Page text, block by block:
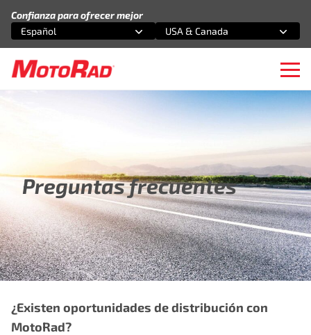
Confianza para ofrecer mejor
Selecciona una opción
Español
Selecciona una opción
USA & Canada
Preguntas frecuentes
¿Existen oportunidades de distribución con
MotoRad?